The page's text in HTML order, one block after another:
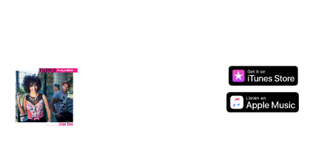
Current
Time0:00
Duration-:-
Loaded: